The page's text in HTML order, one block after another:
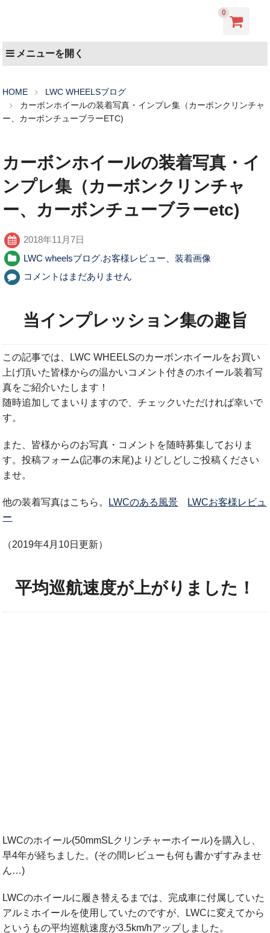
0
メニューを開く
HOME
LWC WHEELSブログ
カーボンホイールの装着写真・インプレ集（カーボンクリンチャ
ー、カーボンチューブラーETC)
カーボンホイールの装着写真・イ
ンプレ集（カーボンクリンチャ
ー、カーボンチューブラーetc)
2018年11月7日
LWC wheelsブログ,お客様レビュー、装着画像
コメントはまだありません
当インプレッション集の趣旨
この記事では、LWC WHEELSのカーボンホイールをお買い
上げ頂いた皆様からの温かいコメント付きのホイール装着写
真をご紹介いたします！
随時追加してまいりますので、チェックいただければ幸いで
す。
また、皆様からのお写真・コメントを随時募集しておりま
す。投稿フォーム(記事の末尾)よりどしどしご投稿ください
ませ。
他の装着写真はこちら。 LWCのある風景
LWCお客様レビュ
ー
（2019年4月10日更新）
平均巡航速度が上がりました！
LWCのホイール(50mmSLクリンチャーホイール)を購入し、
早4年が経ちました。(その間レビューも何も書かずすみませ
ん…)
LWCのホイールに履き替えるまでは、完成車に付属していた
アルミホイールを使用していたのですが、LWCに変えてから
というもの平均巡航速度が3.5km/hアップしました。